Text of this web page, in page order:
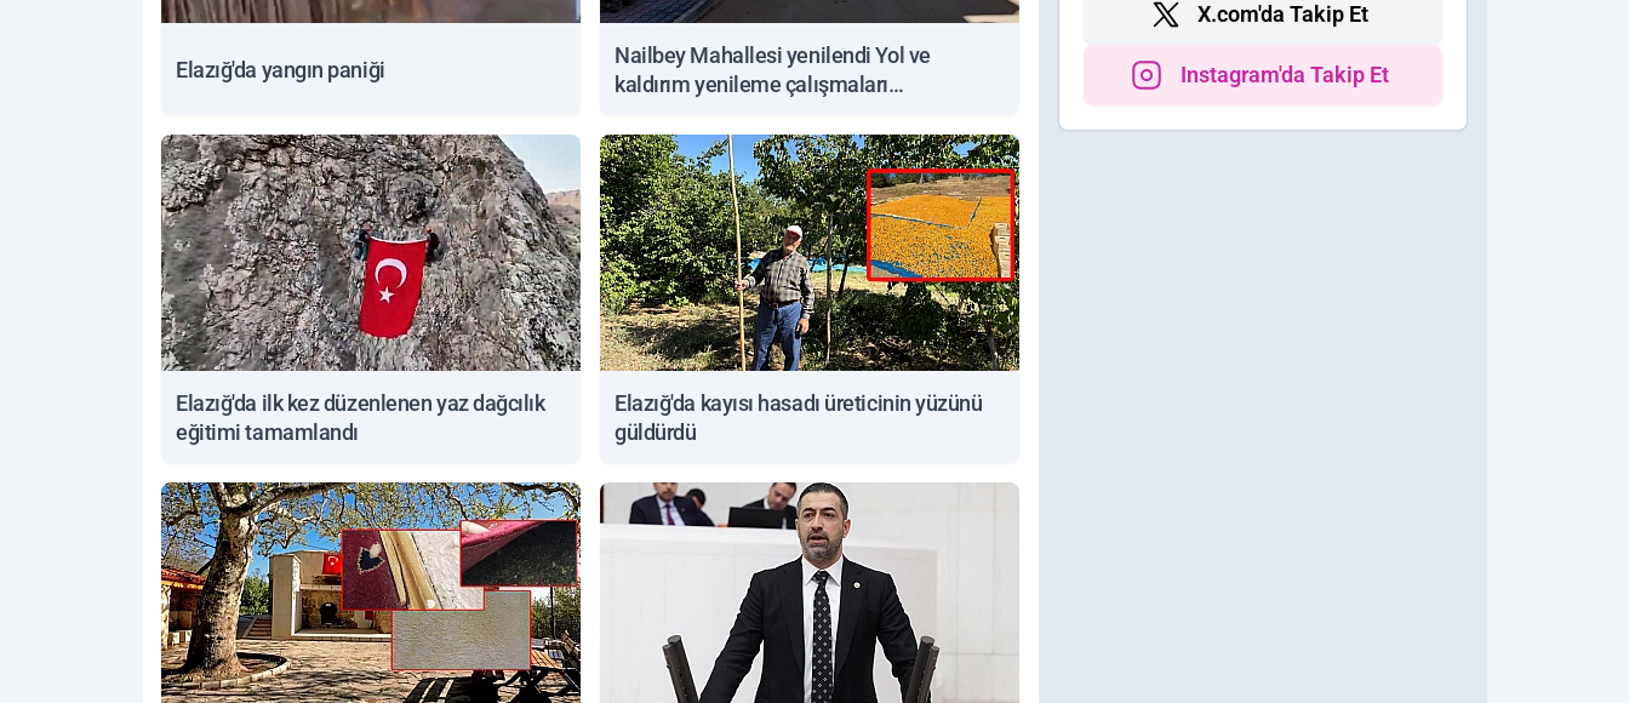
Elazığ'da yangın paniği
Nailbey Mahallesi yenilendi Yol ve
kaldırım yenileme çalışmaları
Elazığ'da ilk kez düzenlenen yaz dağcılık
eğitimi tamamlandı
Elazığ'da kayısı hasadı üreticinin yüzünü
güldürdü
X.com'da Takip Et
Instagram'da Takip Et